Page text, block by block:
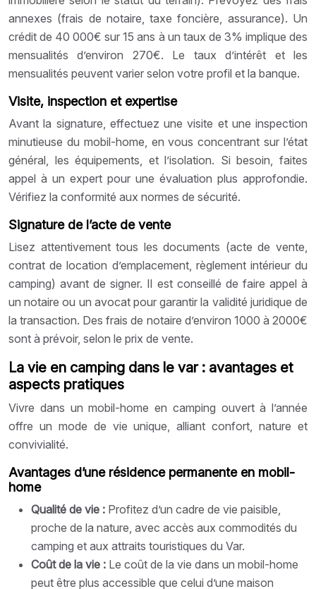
annexes (frais de notaire, taxe foncière, assurance). Un
crédit de 40 000€ sur 15 ans à un taux de 3% implique des
mensualités d’environ 270€. Le taux d’intérêt et les
mensualités peuvent varier selon votre profil et la banque.
Visite, inspection et expertise
Avant la signature, effectuez une visite et une inspection
minutieuse du mobil-home, en vous concentrant sur l’état
général, les équipements, et l’isolation. Si besoin, faites
appel à un expert pour une évaluation plus approfondie.
Vérifiez la conformité aux normes de sécurité.
Signature de l’acte de vente
Lisez attentivement tous les documents (acte de vente,
contrat de location d’emplacement, règlement intérieur du
camping) avant de signer. Il est conseillé de faire appel à
un notaire ou un avocat pour garantir la validité juridique de
la transaction. Des frais de notaire d’environ 1000 à 2000€
sont à prévoir, selon le prix de vente.
La vie en camping dans le var : avantages et
aspects pratiques
Vivre dans un mobil-home en camping ouvert à l’année
offre un mode de vie unique, alliant confort, nature et
convivialité.
Avantages d’une résidence permanente en mobil-
home
Qualité de vie : Profitez d’un cadre de vie paisible,
proche de la nature, avec accès aux commodités du
camping et aux attraits touristiques du Var.
Coût de la vie : Le coût de la vie dans un mobil-home
peut être plus accessible que celui d’une maison